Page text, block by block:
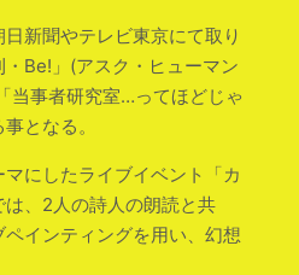
新聞やテレビ東京にて取り
Be!」(アスク・ヒューマン
当事者研究室…ってほどじゃ
となる。
にしたライブイベント「カ
、2人の詩人の朗読と共
インティングを用い、幻想